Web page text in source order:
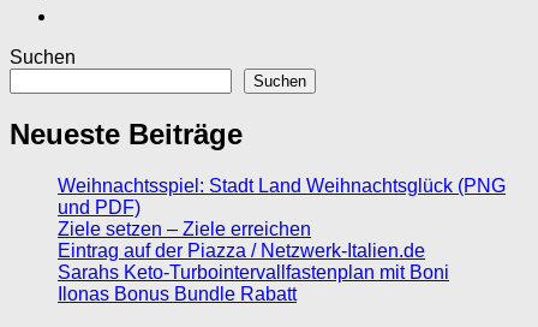
Suchen
Suchen
Neueste Beiträge
Weihnachtsspiel: Stadt Land Weihnachtsglück (PNG
und PDF)
Ziele setzen – Ziele erreichen
Eintrag auf der Piazza / Netzwerk-Italien.de
Sarahs Keto-Turbointervallfastenplan mit Boni
Ilonas Bonus Bundle Rabatt